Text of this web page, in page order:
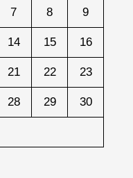
7 8 9
14 15 16
21 22 23
28 29 30